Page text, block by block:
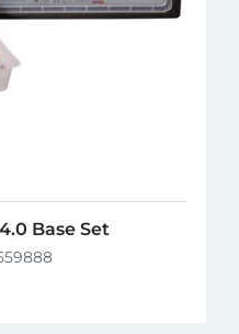
Base Set